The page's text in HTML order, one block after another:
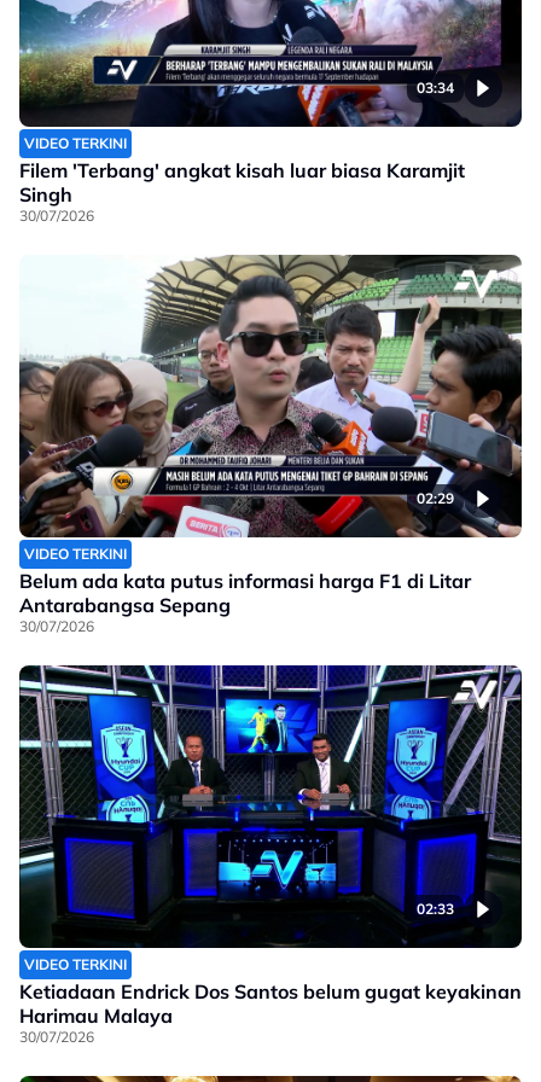
03:34
VIDEO TERKINI
Filem 'Terbang' angkat kisah luar biasa Karamjit
Singh
30/07/2026
02:29
VIDEO TERKINI
Belum ada kata putus informasi harga F1 di Litar
Antarabangsa Sepang
30/07/2026
02:33
VIDEO TERKINI
Ketiadaan Endrick Dos Santos belum gugat keyakinan
Harimau Malaya
30/07/2026